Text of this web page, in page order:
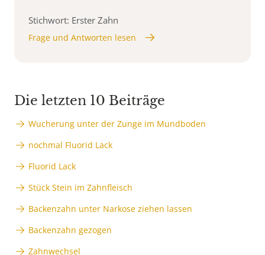
Stichwort: Erster Zahn
Frage und Antworten lesen
Die letzten 10 Beiträge
Wucherung unter der Zunge im Mundboden
nochmal Fluorid Lack
Fluorid Lack
Stück Stein im Zahnfleisch
Backenzahn unter Narkose ziehen lassen
Backenzahn gezogen
Zahnwechsel